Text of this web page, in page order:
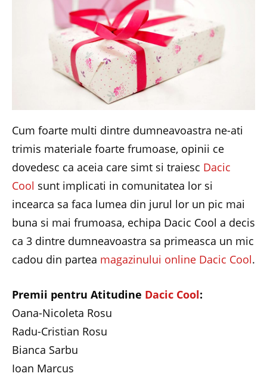
Cum foarte multi dintre dumneavoastra ne-ati
trimis materiale foarte frumoase, opinii ce
dovedesc ca aceia care simt si traiesc Dacic
Cool sunt implicati in comunitatea lor si
incearca sa faca lumea din jurul lor un pic mai
buna si mai frumoasa, echipa Dacic Cool a decis
ca 3 dintre dumneavoastra sa primeasca un mic
cadou din partea magazinului online Dacic Cool.
Premii pentru Atitudine Dacic Cool:
Oana-Nicoleta Rosu
Radu-Cristian Rosu
Bianca Sarbu
Ioan Marcus